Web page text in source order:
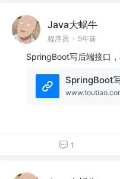
Java大蜗牛
程序员 · 5年前
SpringBoot写后端接口
SpringBoot
1